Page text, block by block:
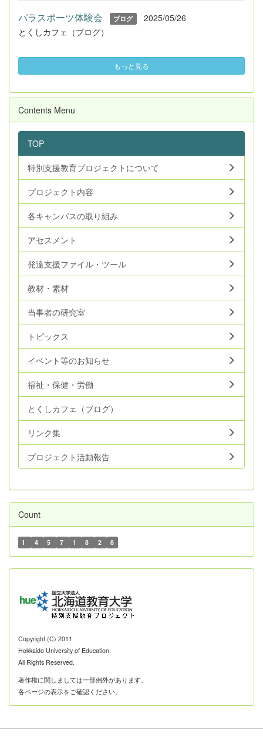
パラスポーツ体験会 ブログ
2025/05/26
とくしカフェ（ブログ）
もっと見る
Contents Menu
TOP
特別支援教育プロジェクトについて
プロジェクト内容
各キャンパスの取り組み
アセスメント
発達支援ファイル・ツール
教材・素材
当事者の研究室
トピックス
イベント等のお知らせ
福祉・保健・労働
とくしカフェ（ブログ）
リンク集
プロジェクト活動報告
Count
1 4 5 7 1 8 2 8
Copyright (C) 2011
Hokkaido University of Education.
All Rights Reserved.
著作権に関しましては一部例外があります。
各ページの表示をご確認ください。